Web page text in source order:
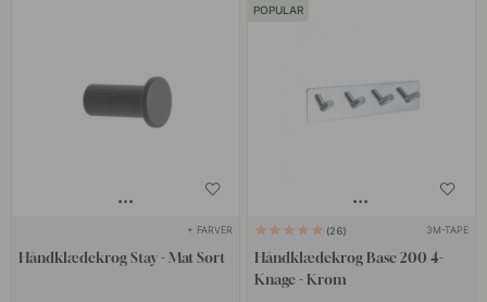
+ FARVER
Håndklædekrog Stay - Mat Sort
POPULAR
26 3M-TAPE
Håndklædekrog Base 200 4-
Knage - Krom